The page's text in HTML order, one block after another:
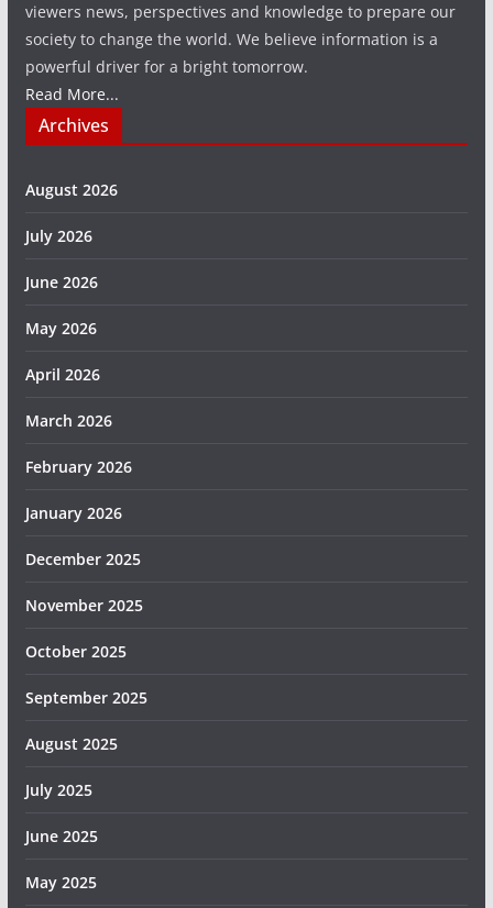
viewers news, perspectives and knowledge to prepare our
society to change the world. We believe information is a
powerful driver for a bright tomorrow.
Read More...
Archives
August 2026
July 2026
June 2026
May 2026
April 2026
March 2026
February 2026
January 2026
December 2025
November 2025
October 2025
September 2025
August 2025
July 2025
June 2025
May 2025